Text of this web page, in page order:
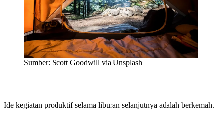
Sumber: Scott Goodwill via Unsplash
Ide kegiatan produktif selama liburan selanjutnya adalah berkemah.